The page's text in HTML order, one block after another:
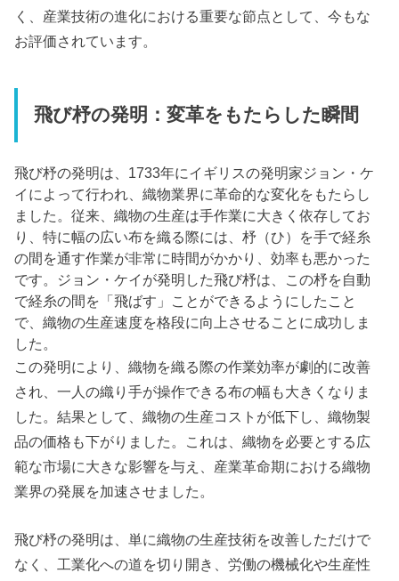
く、産業技術の進化における重要な節点として、今もな
お評価されています。
飛び杼の発明：変革をもたらした瞬間
飛び杼の発明は、1733年にイギリスの発明家ジョン・ケ
イによって行われ、織物業界に革命的な変化をもたらし
ました。従来、織物の生産は手作業に大きく依存してお
り、特に幅の広い布を織る際には、杼（ひ）を手で経糸
の間を通す作業が非常に時間がかかり、効率も悪かった
です。ジョン・ケイが発明した飛び杼は、この杼を自動
で経糸の間を「飛ばす」ことができるようにしたこと
で、織物の生産速度を格段に向上させることに成功しま
した。
この発明により、織物を織る際の作業効率が劇的に改善
され、一人の織り手が操作できる布の幅も大きくなりま
した。結果として、織物の生産コストが低下し、織物製
品の価格も下がりました。これは、織物を必要とする広
範な市場に大きな影響を与え、産業革命期における織物
業界の発展を加速させました。
飛び杼の発明は、単に織物の生産技術を改善しただけで
なく、工業化への道を切り開き、労働の機械化や生産性